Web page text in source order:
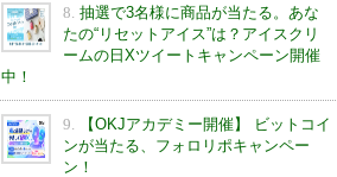
8. 抽選で3名様に商品が当たる。あな
たの“リセットアイス”は？アイスクリ
ームの日Xツイートキャンペーン開催
中！
9.
【OKJアカデミー開催】 ビットコイ
ンが当たる、フォロリポキャンペー
ン！